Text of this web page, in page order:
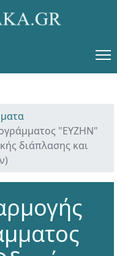
"ΕΥΖΗΝ"
διάπλασης και